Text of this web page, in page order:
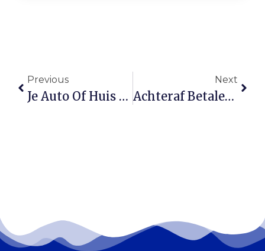
Previous
Je Auto Of Huis Tijdelijk Verhuren? Zo Zit Het Met Je Verzekering
Next
Achteraf Betalen: Gemak Of Financiële Valkuil?